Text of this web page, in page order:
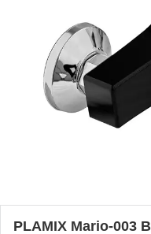
PLAMIX Mario-003